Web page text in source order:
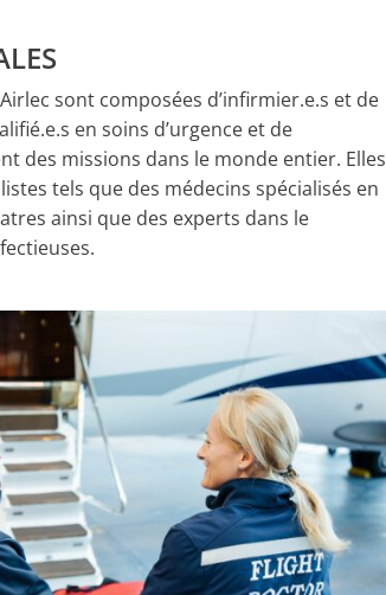
sont composées d’infirmier.e.s et de
en soins d’urgence et de
des missions dans le monde entier. Elles
tels que des médecins spécialisés en
ainsi que des experts dans le